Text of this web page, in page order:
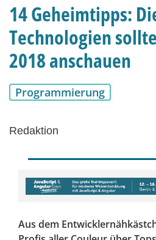
14 Geheimtipps:
Technologien
2018 anschauen
Programmierung
Redaktion
Aus dem